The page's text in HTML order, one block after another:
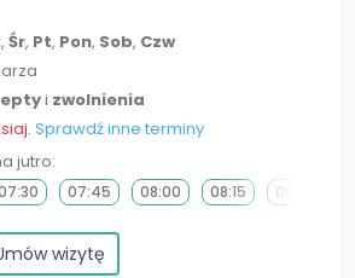
, Śr, Pt, Pon, Sob, Czw
i zwolnienia
Sprawdź inne terminy
jutro:
07:45 08:00 08:15 08:30
wizytę